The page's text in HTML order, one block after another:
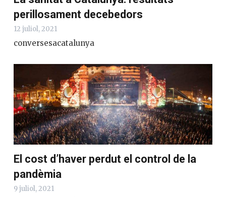
perillosament decebedors
12 juliol, 2021
conversesacatalunya
El cost d’haver perdut el control de la
pandèmia
9 juliol, 2021